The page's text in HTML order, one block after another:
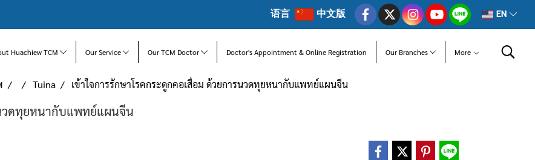
语言 中文版 EN
Huachiew TCM Our Service Our TCM Doctor Doctor's Appointment & Online Registration Our Branches More
Tuina เข้าใจการรักษาโรคกระดูกคอเสื่อม ด้วยการนวดทุยหนากับแพทย์แผนจีน
วดทุยหนากับแพทย์แผนจีน